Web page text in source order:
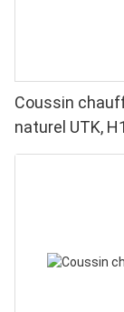
Coussin
naturel UTK,